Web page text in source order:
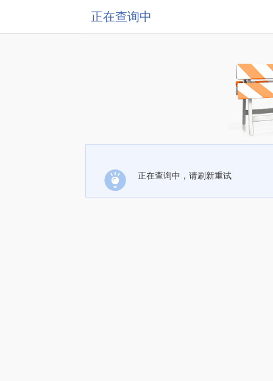
正在查询中
正在查询中，请刷新重试